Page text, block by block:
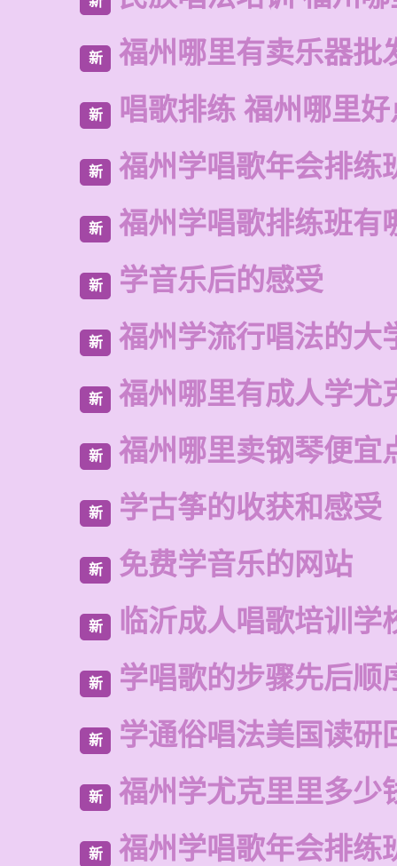
新 福州哪里有卖乐器批
新 唱歌排练 福州哪里
新 福州学唱歌年会排练
新 福州学唱歌排练班有
新 学音乐后的感受
新 福州学流行唱法的大
新 福州哪里有成人学尤
新 福州哪里卖钢琴便宜
新 学古筝的收获和感受
新 免费学音乐的网站
新 临沂成人唱歌培训学
新 学唱歌的步骤先后顺
新 学通俗唱法美国读研
新 福州学尤克里里多少
新 福州学唱歌年会排练